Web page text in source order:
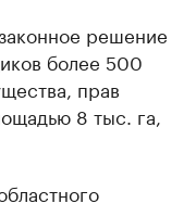
решение
более 500
прав
8 тыс. га,